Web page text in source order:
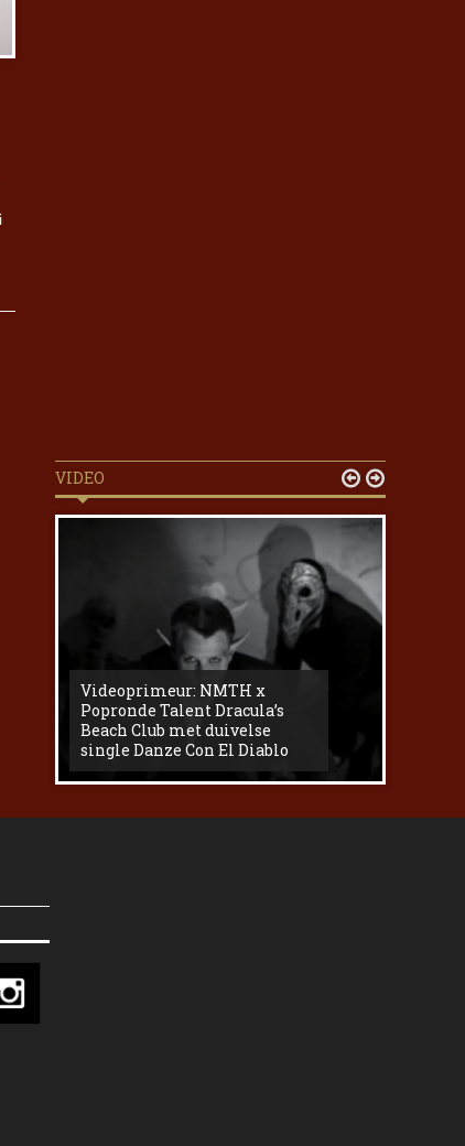
VIDEO
Videoprimeur: NMTH x
Popronde Talent Dracula’s
Beach Club met duivelse
single Danze Con El Diablo
 